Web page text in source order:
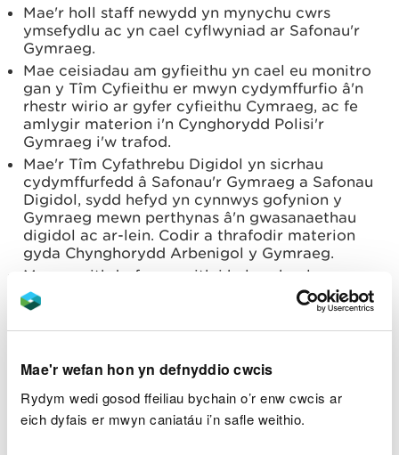
Mae'r wefan hon yn defnyddio cwcis
Rydym wedi gosod ffeiliau bychain o’r enw cwcis ar
eich dyfais er mwyn caniatáu i’n safle weithio.
Mae'r holl staff newydd yn mynychu cwrs
ymsefydlu ac yn cael cyflwyniad ar Safonau'r
Gymraeg.
Mae ceisiadau am gyfieithu yn cael eu monitro
gan y Tîm Cyfieithu er mwyn cydymffurfio â'n
rhestr wirio ar gyfer cyfieithu Cymraeg, ac fe
amlygir materion i'n Cynghorydd Polisi'r
Gymraeg i'w trafod.
Mae'r Tîm Cyfathrebu Digidol yn sicrhau
cydymffurfedd â Safonau'r Gymraeg a Safonau
Digidol, sydd hefyd yn cynnwys gofynion y
Gymraeg mewn perthynas â'n gwasanaethau
digidol ac ar-lein. Codir a thrafodir materion
gyda Chynghorydd Arbenigol y Gymraeg.
Mae gweithdrefn ar waith i helpu rheolwyr
contractau i fonitro cydymffurfedd â Safonau'r
Gymraeg mewn cytundebau contract.
Mae gennym dîm penodedig sy'n cofnodi ac yn
sicrhau yr ymdrinnir â hwy yn unol â hynny mewn
Caiff unrhyw risgiau o beidio â chydymffurfio â'r